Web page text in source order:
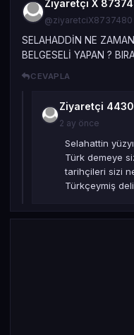
Ziyaretçi X
@ziyaretciX8737480
SELAHADDİN NE
BELGESELİ YAPAN ?
CEVAPLA
Ziyaretçi
2 ay önce
Selahattin
Türk demeye
tarihçileri sizi
Türkçeymiş